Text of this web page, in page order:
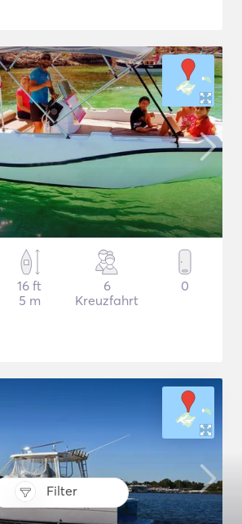
Filter
16 ft
5 m
6
Kreuzfahrt
0